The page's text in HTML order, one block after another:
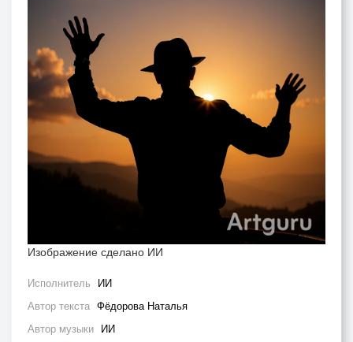
Изображение сделано ИИ
Исполнитель ИИ
Автор текста Фёдорова Наталья
Автор музыки ИИ